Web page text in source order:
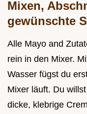
Mixen,
gewünschte
Alle Mayo and
rein in den Mixer.
Wasser fügst du
Mixer läuft. Du
dicke, klebrige